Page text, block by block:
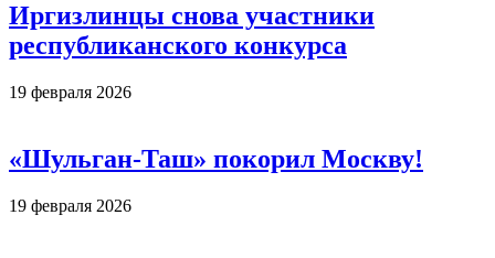
Иргизлинцы снова участники
республиканского конкурса
19 февраля 2026
«Шульган-Таш» покорил Москву!
19 февраля 2026